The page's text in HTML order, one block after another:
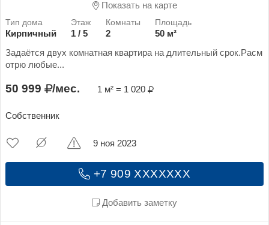
Показать на карте
Кирпичный 1 / 5 2
50 м²
Задаётся двух комнатная квартира на длительный срок.Расм
отрю любые...
50 999 /мес. 1 м² = 1 020
Собственник
+7 909 XXXXXXX
Добавить заметку
9 ноя 2023